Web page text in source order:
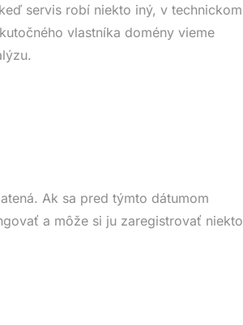
servis robí niekto iný, v technickom
vlastníka domény vieme
Ak sa pred týmto dátumom
a môže si ju zaregistrovať niekto